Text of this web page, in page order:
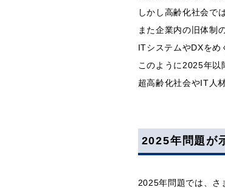
しかし高齢化社会で
また企業内の旧体制
ITシステムやDXをめ
このように2025年以
超高齢化社会やIT人
2025年問題が
2025年問題では、さ